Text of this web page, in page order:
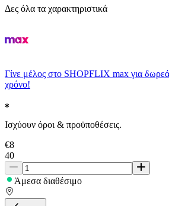
Δες όλα τα χαρακτηριστικά
Γίνε μέλος στο SHOPFLIX max για
χρόνο!
Ισχύουν όροι & προϋποθέσεις.
€8
40
Άμεσα διαθέσιμο